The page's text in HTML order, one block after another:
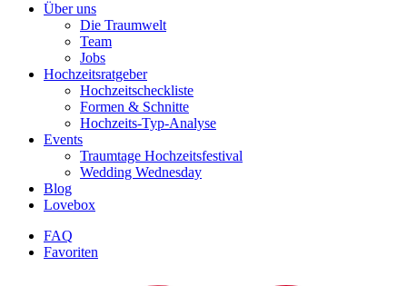
Über uns
Die Traumwelt
Team
Jobs
Hochzeitsratgeber
Hochzeitscheckliste
Formen & Schnitte
Hochzeits-Typ-Analyse
Events
Traumtage Hochzeitsfestival
Wedding Wednesday
Blog
Lovebox
FAQ
Favoriten